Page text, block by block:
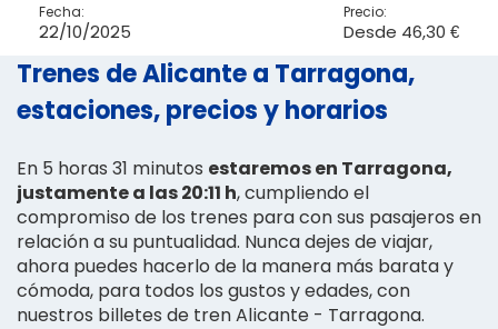
Fecha:
22/10/2025
Precio:
Desde 46,30 €
Trenes de Alicante a Tarragona,
estaciones, precios y horarios
En 5 horas 31 minutos estaremos en Tarragona,
justamente a las 20:11 h, cumpliendo el
compromiso de los trenes para con sus pasajeros en
relación a su puntualidad. Nunca dejes de viajar,
ahora puedes hacerlo de la manera más barata y
cómoda, para todos los gustos y edades, con
nuestros billetes de tren Alicante - Tarragona.